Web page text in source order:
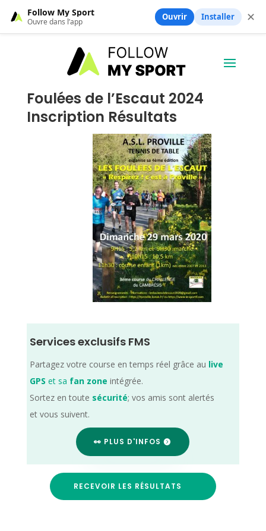
Foulées de l’Escaut 2024
Inscription Résultats
Services exclusifs FMS
Partagez votre course en temps réel grâce au live
GPS et sa fan zone intégrée.
Sortez en toute sécurité; vos amis sont alertés
et vous suivent.
👀 PLUS D'INFOS
RECEVOIR LES RÉSULTATS
Follow My Sport
Ouvre dans l’app Ouvrir Installer ✕